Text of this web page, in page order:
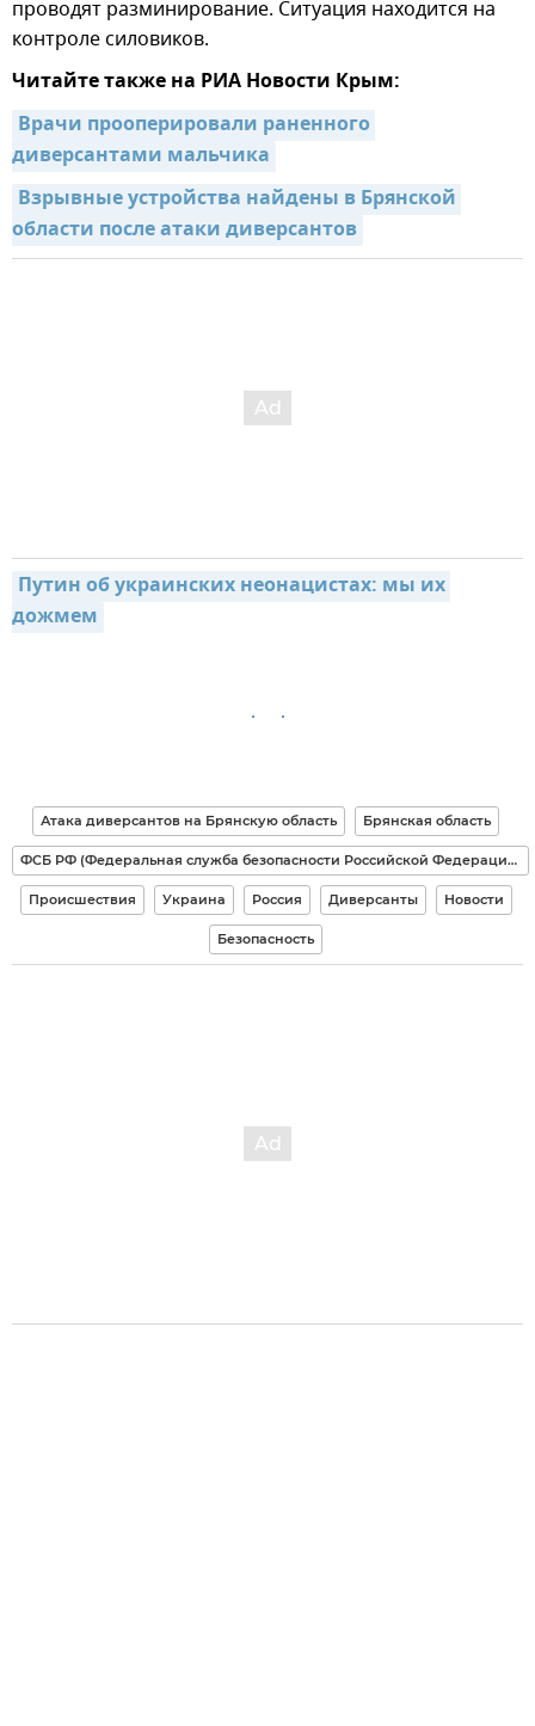
проводят разминирование. Ситуация находится на
контроле силовиков.
Читайте также на РИА Новости Крым:
Врачи прооперировали раненного
диверсантами мальчика
Взрывные устройства найдены в Брянской
области после атаки диверсантов
Путин об украинских неонацистах: мы их
дожмем
Атака диверсантов на Брянскую область Брянская область
ФСБ РФ (Федеральная служба безопасности Российской Федерации)
Происшествия Украина Россия Диверсанты Новости
Безопасность